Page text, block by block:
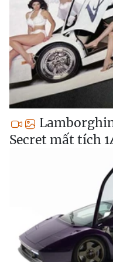
Secret mất tích